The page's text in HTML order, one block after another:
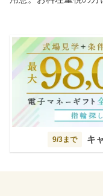
9/3まで キ